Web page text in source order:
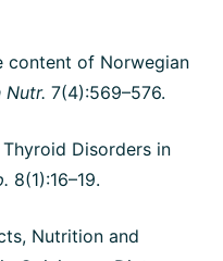
content of Norwegian
Nutr. 7(4):569–576.
Thyroid Disorders in
8(1):16–19.
Nutrition and